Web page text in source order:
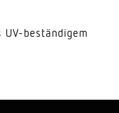
beständigem